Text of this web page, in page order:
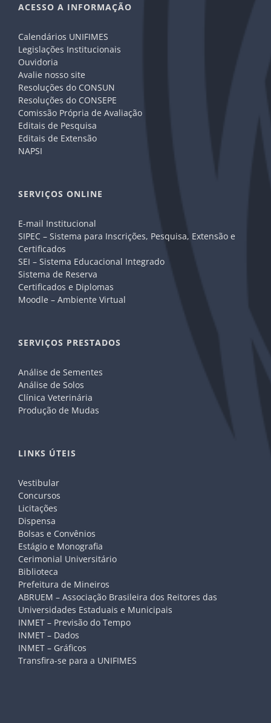
ACESSO A INFORMAÇÃO
Calendários UNIFIMES
Legislações Institucionais
Ouvidoria
Avalie nosso site
Resoluções do CONSUN
Resoluções do CONSEPE
Comissão Própria de Avaliação
Editais de Pesquisa
Editais de Extensão
NAPSI
SERVIÇOS ONLINE
E-mail Institucional
SIPEC – Sistema para Inscrições, Pesquisa, Extensão e
Certificados
SEI – Sistema Educacional Integrado
Sistema de Reserva
Certificados e Diplomas
Moodle – Ambiente Virtual
SERVIÇOS PRESTADOS
Análise de Sementes
Análise de Solos
Clínica Veterinária
Produção de Mudas
LINKS ÚTEIS
Vestibular
Concursos
Licitações
Dispensa
Bolsas e Convênios
Estágio e Monografia
Cerimonial Universitário
Biblioteca
Prefeitura de Mineiros
ABRUEM – Associação Brasileira dos Reitores das
Universidades Estaduais e Municipais
INMET – Previsão do Tempo
INMET – Dados
INMET – Gráficos
Transfira-se para a UNIFIMES